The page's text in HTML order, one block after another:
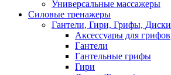
Универсальные массажеры
Силовые тренажеры
Гантели, Гири, Грифы, Диски
Аксессуары для грифов
Гантели
Гантельные грифы
Гири